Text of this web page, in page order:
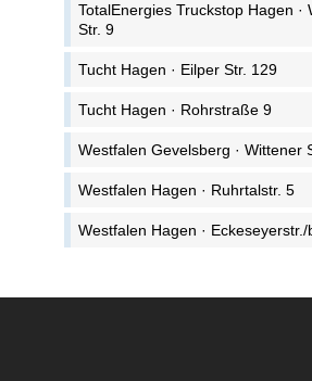
TotalEnergies Truckstop Hagen ·
Str. 9
Tucht Hagen · Eilper Str. 129
Tucht Hagen · Rohrstraße 9
Westfalen Gevelsberg · Wittener
Westfalen Hagen · Ruhrtalstr. 5
Westfalen Hagen ·